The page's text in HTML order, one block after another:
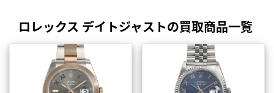
ロレックス デイトジャストの買取商品一覧